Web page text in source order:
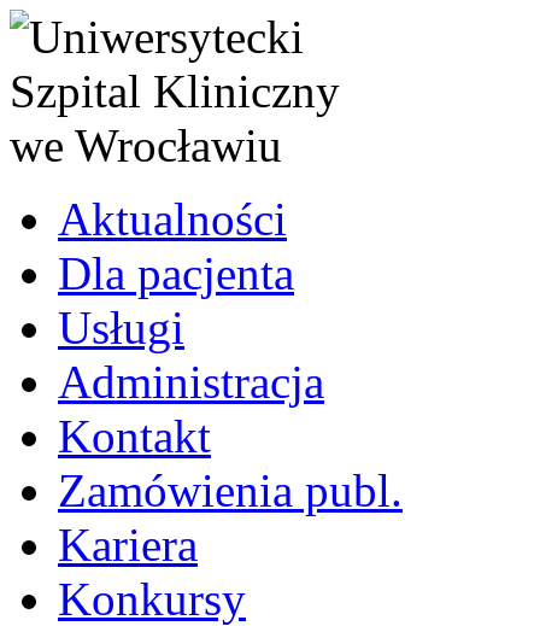
Aktualności
Dla pacjenta
Usługi
Administracja
Kontakt
Zamówienia publ.
Kariera
Konkursy